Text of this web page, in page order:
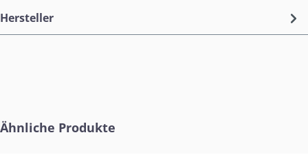
Hersteller
Produktgalerie überspringen
Ähnliche Produkte